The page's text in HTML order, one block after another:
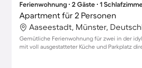
Ferienwohnung ∙ 2 Gäste ∙ 1
Apartment für 2 Personen
Aaseestadt, Münster,
Gemütliche Ferienwohnung für zwei in der
mit voll ausgestatteter Küche und Parkplatz